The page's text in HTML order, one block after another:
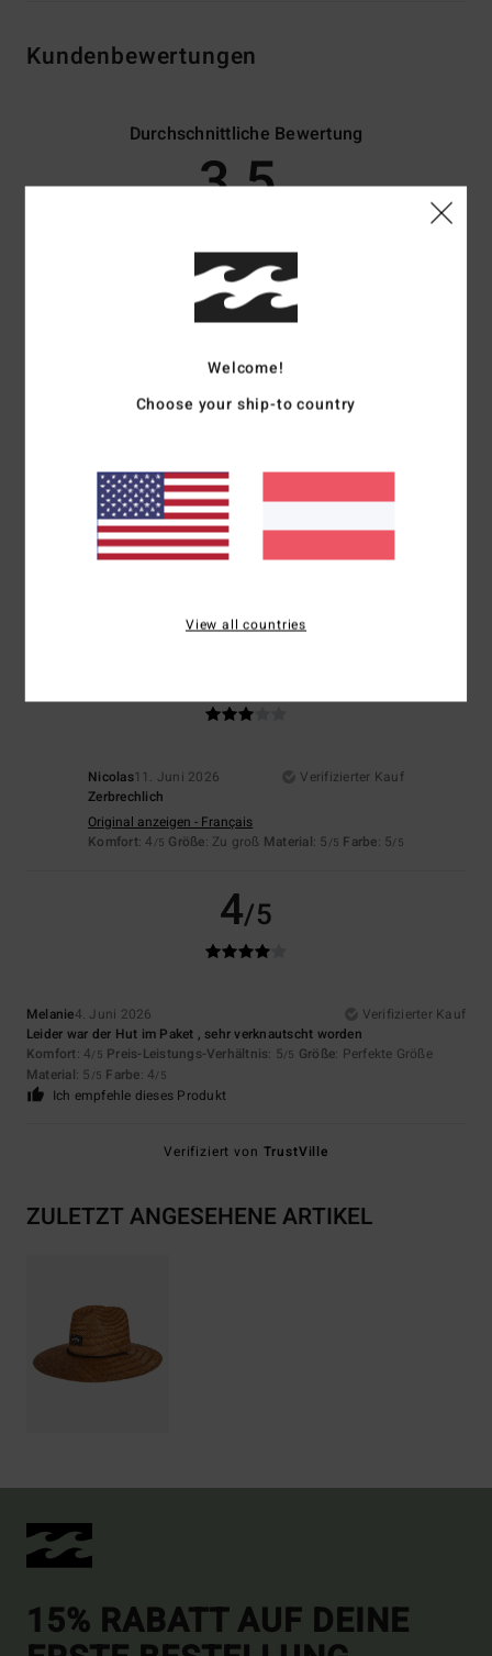
Kundenbewertungen
Durchschnittliche Bewertung
3.5/5
2 verifizierten Bewertungen
50% unserer Kunden empfehlen dieses Produkt
Zu klein Zu groß
Farbe
Nicolas11. Juni 2026
Verifizierter Kauf
Zerbrechlich
Original anzeigen - Français
Komfort: 4 /5 Größe: Zu groß Material: 5 /5 Farbe: 5/5
4/5
Melanie4. Juni 2026
Verifizierter Kauf
Leider war der Hut im Paket , sehr verknautscht worden
Komfort: 4/5 Preis-Leistungs-Verhältnis: 5/5 Größe: Perfekte Größe
Material: 5 /5 Farbe: 4/5
Ich empfehle dieses Produkt
Verifiziert von TrustVille
ZULETZT ANGESEHENE ARTIKEL
15% RABATT AUF DEINE
Welcome!
Choose your ship-to country
View all countries